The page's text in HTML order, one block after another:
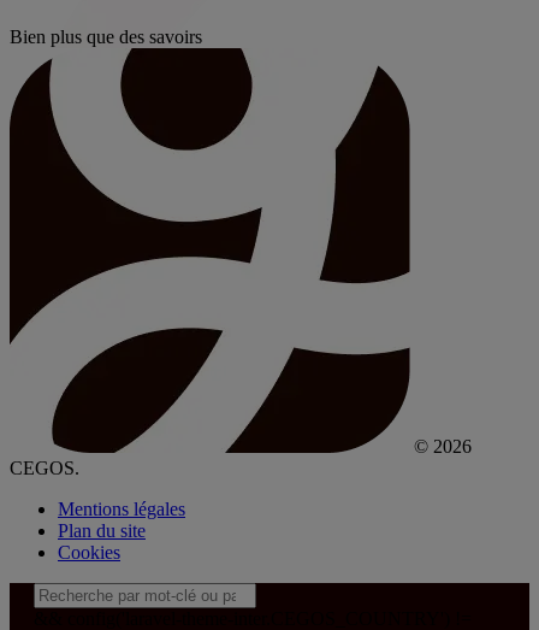
Bien plus que des savoirs
© 2026
CEGOS.
Mentions légales
Plan du site
Cookies